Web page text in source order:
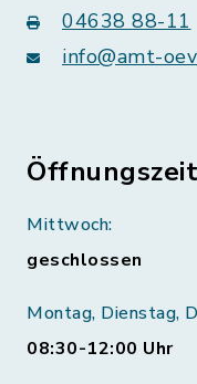
04638 88-11
info@amt-
Mittwoch:
geschlossen
Montag, Dienstag,
08:30-12:00 Uhr